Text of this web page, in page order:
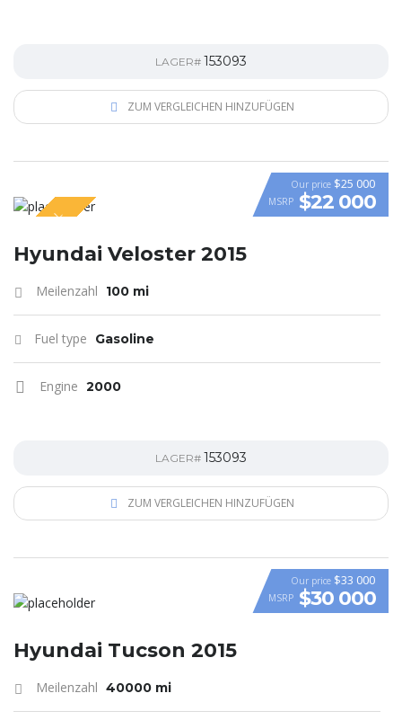
LAGER# 153093
ZUM VERGLEICHEN HINZUFÜGEN
VIDEO
SPECIAL
Our price $25 000
MSRP $22 000
Hyundai Veloster 2015
Meilenzahl 100 mi
Fuel type Gasoline
Engine 2000
LAGER# 153093
ZUM VERGLEICHEN HINZUFÜGEN
VIDEO
Our price $33 000
MSRP $30 000
Hyundai Tucson 2015
Meilenzahl 40000 mi